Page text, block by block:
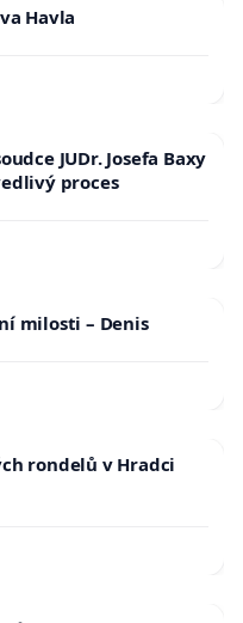
Havla
JUDr. Josefa Baxy
proces
milosti – Denis
rondelů v Hradci